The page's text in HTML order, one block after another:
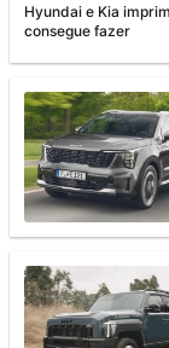
Hyundai e Kia
consegue fazer